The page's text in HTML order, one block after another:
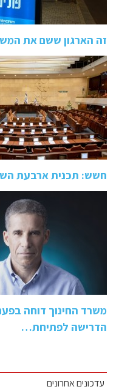
זה הארגון ששם את
חשש: תכנית ארבעת
משרד החינוך דוחה
הדרישה לפתיחת…
עדכונים אחרונים